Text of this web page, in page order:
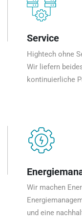
Service
Hightech ohne
Wir liefern
kontinuierliche
Wir machen
und eine